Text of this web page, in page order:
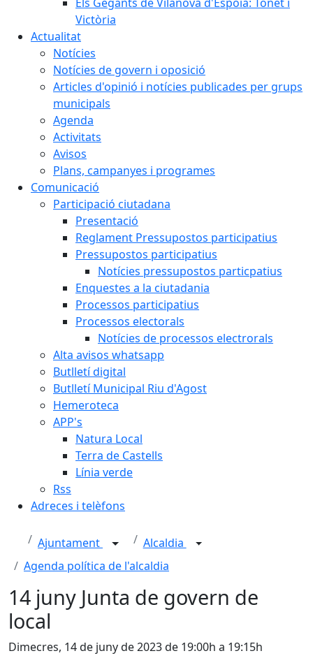
Victòria
Actualitat
Notícies
Notícies de govern i oposició
Articles d'opinió i notícies publicades per grups
municipals
Agenda
Activitats
Avisos
Plans, campanyes i programes
Comunicació
Participació ciutadana
Presentació
Reglament Pressupostos participatius
Pressupostos participatius
Notícies pressupostos particpatius
Enquestes a la ciutadania
Processos participatius
Processos electorals
Notícies de processos electrorals
Alta avisos whatsapp
Butlletí digital
Butlletí Municipal Riu d'Agost
Hemeroteca
APP's
Natura Local
Terra de Castells
Línia verde
Rss
Adreces i telèfons
Ajuntament
Alcaldia
Agenda política de l'alcaldia
14 juny Junta de govern de
local
Dimecres, 14 de juny de 2023 de 19:00h a 19:15h